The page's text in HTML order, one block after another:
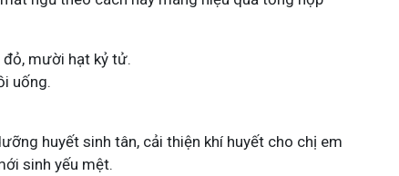
đỏ, mười hạt kỷ tử.
uống.
huyết sinh tân, cải thiện khí huyết cho chị em
sinh yếu mệt.